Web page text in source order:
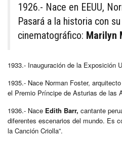
1926.- Nace en EEUU,
Pasará a la historia con
cinematográfico: Marilyn
1933.- Inauguración de la Exposición
1935.- Nace Norman Foster,
el Premio Príncipe de Asturias de las
1936.- Nace Edith Barr, cantante
diferentes escenarios del mundo. Es
la Canción Criolla”.